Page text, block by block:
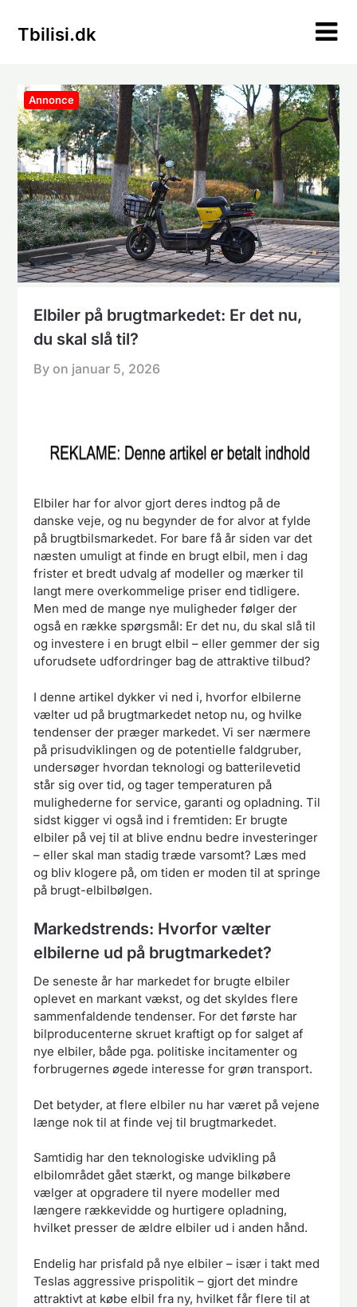
Tbilisi.dk
Annonce
Elbiler på brugtmarkedet: Er det nu,
du skal slå til?
By on januar 5, 2026
Elbiler har for alvor gjort deres indtog på de
danske veje, og nu begynder de for alvor at fylde
på brugtbilsmarkedet. For bare få år siden var det
næsten umuligt at finde en brugt elbil, men i dag
frister et bredt udvalg af modeller og mærker til
langt mere overkommelige priser end tidligere.
Men med de mange nye muligheder følger der
også en række spørgsmål: Er det nu, du skal slå til
og investere i en brugt elbil – eller gemmer der sig
uforudsete udfordringer bag de attraktive tilbud?
I denne artikel dykker vi ned i, hvorfor elbilerne
vælter ud på brugtmarkedet netop nu, og hvilke
tendenser der præger markedet. Vi ser nærmere
på prisudviklingen og de potentielle faldgruber,
undersøger hvordan teknologi og batterilevetid
står sig over tid, og tager temperaturen på
mulighederne for service, garanti og opladning. Til
sidst kigger vi også ind i fremtiden: Er brugte
elbiler på vej til at blive endnu bedre investeringer
– eller skal man stadig træde varsomt? Læs med
og bliv klogere på, om tiden er moden til at springe
på brugt-elbilbølgen.
Markedstrends: Hvorfor vælter
elbilerne ud på brugtmarkedet?
De seneste år har markedet for brugte elbiler
oplevet en markant vækst, og det skyldes flere
sammenfaldende tendenser. For det første har
bilproducenterne skruet kraftigt op for salget af
nye elbiler, både pga. politiske incitamenter og
forbrugernes øgede interesse for grøn transport.
Det betyder, at flere elbiler nu har været på vejene
længe nok til at finde vej til brugtmarkedet.
Samtidig har den teknologiske udvikling på
elbilområdet gået stærkt, og mange bilkøbere
vælger at opgradere til nyere modeller med
længere rækkevidde og hurtigere opladning,
hvilket presser de ældre elbiler ud i anden hånd.
Endelig har prisfald på nye elbiler – især i takt med
Teslas aggressive prispolitik – gjort det mindre
attraktivt at købe elbil fra ny, hvilket får flere til at